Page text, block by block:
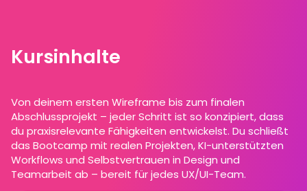
Kursinhalte
Von deinem ersten Wireframe bis zum finalen
Abschlussprojekt – jeder Schritt ist so konzipiert, dass
du praxisrelevante Fähigkeiten entwickelst. Du schließt
das Bootcamp mit realen Projekten, KI-unterstützten
Workflows und Selbstvertrauen in Design und
Teamarbeit ab – bereit für jedes UX/UI-Team.